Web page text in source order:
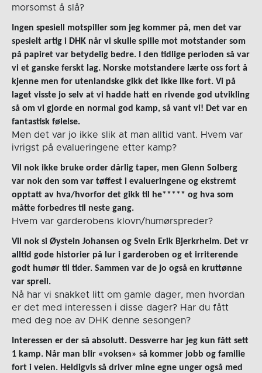
morsomst å slå?
Ingen spesiell motspiller som jeg kommer på, men det var
spesielt artig i DHK når vi skulle spille mot motstander som
på papiret var betydelig bedre. I den tidlige perioden så var
vi et ganske ferskt lag. Norske motstandere lærte oss fort å
kjenne men for utenlandske gikk det ikke like fort. Vi på
laget visste jo selv at vi hadde hatt en rivende god utvikling
så om vi gjorde en normal god kamp, så vant vi! Det var en
fantastisk følelse.
Men det var jo ikke slik at man alltid vant. Hvem var
ivrigst på evalueringene etter kamp?
Vil nok ikke bruke order dårlig taper, men Glenn Solberg
var nok den som var tøffest i evalueringene og ekstremt
opptatt av hva/hvorfor det gikk til he***** og hva som
måtte forbedres til neste gang.
Hvem var garderobens klovn/humørspreder?
Vil nok si Øystein Johansen og Svein Erik Bjerkrheim. Det vr
alltid gode historier på lur i garderoben og et irriterende
godt humør til tider. Sammen var de jo også en kruttønne
var sprell.
Nå har vi snakket litt om gamle dager, men hvordan
er det med interessen i disse dager? Har du fått
med deg noe av DHK denne sesongen?
Interessen er der så absolutt. Dessverre har jeg kun fått sett
1 kamp. Når man blir «voksen» så kommer jobb og familie
fort i veien. Heldigvis så driver mine egne unger også med